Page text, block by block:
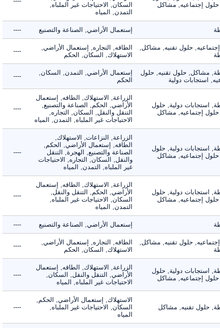
إجتماعيه, مشاكل
السكان, الاحتياجات غير الملباه,
التمدن, المياه
إستعمال الأراضي, الصناعة والتصنيع ----
حلول تقنيه, مشاكل,
الطاقه, التجاره, إستعمال الأراضي,
الاستهلاك, السكان, الحكم
----
مشاكل, حلول تقنيه, حلول
استجابات دولية
إستعمال الأراضي, التمدن, السكان,
الحكم
----
استجابات دولية, حلول
إجتماعيه, مشاكل
الزراعة, الاستهلاك, الطاقه, إستعمال
الأراضي, الحكم, الصناعة والتصنيع,
التنقل والنقل, السكان, التجاره,
الاحتياجات غير الملباه, التمدن, المياه
----
استجابات دولية, حلول
إجتماعيه, مشاكل
الزراعة, النزاعات, الاستهلاك,
الطاقه, إستعمال الأراضي, الحكم,
الصناعة والتصنيع, الهجرة, التنقل
والنقل, السكان, التجاره, الاحتياجات
غير الملباه, التمدن, المياه
----
استجابات دولية, حلول
إجتماعيه, مشاكل
الزراعة, الاستهلاك, الطاقه, إستعمال
الأراضي, الحكم, التنقل والنقل,
السكان, الاحتياجات غير الملباه,
التمدن, المياه
----
إستعمال الأراضي, الصناعة والتصنيع ----
حلول تقنيه, مشاكل,
الطاقه, التجاره, إستعمال الأراضي,
الاستهلاك, السكان, الحكم
----
استجابات دولية, حلول
إجتماعيه, مشاكل
الزراعة, الاستهلاك, الطاقه, إستعمال
الأراضي, التنقل والنقل, السكان,
الاحتياجات غير الملباه, المياه
----
حلول تقنيه, مشاكل
الاستهلاك, إستعمال الأراضي, الحكم,
السكان, الاحتياجات غير الملباه,
المياه
----